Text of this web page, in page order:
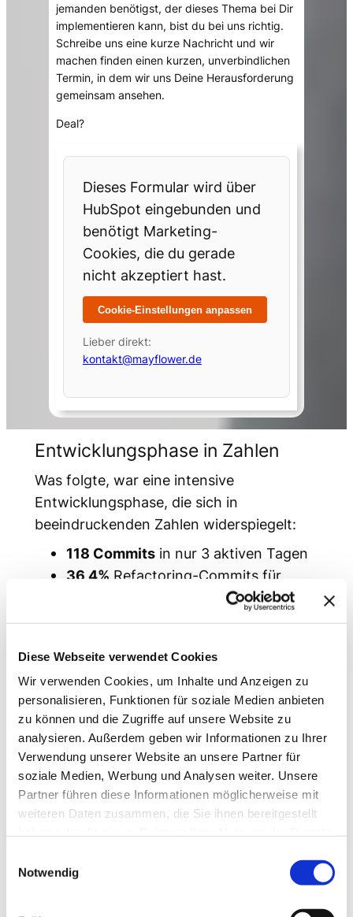
Diese Webseite verwendet Cookies
Wir verwenden Cookies, um Inhalte und Anzeigen zu
personalisieren, Funktionen für soziale Medien anbieten
zu können und die Zugriffe auf unsere Website zu
analysieren. Außerdem geben wir Informationen zu Ihrer
Verwendung unserer Website an unsere Partner für
soziale Medien, Werbung und Analysen weiter. Unsere
Partner führen diese Informationen möglicherweise mit
weiteren Daten zusammen, die Sie ihnen bereitgestellt
Notwendig
jemanden benötigst, der dieses Thema bei Dir
implementieren kann, bist du bei uns richtig.
Schreibe uns eine kurze Nachricht und wir
machen finden einen kurzen, unverbindlichen
Termin, in dem wir uns Deine Herausforderung
gemeinsam ansehen.
Deal?
Dieses Formular wird über
HubSpot eingebunden und
benötigt Marketing-
Cookies, die du gerade
nicht akzeptiert hast.
Cookie-Einstellungen anpassen
Lieber direkt:
kontakt@mayflower.de
Entwicklungsphase in Zahlen
Was folgte, war eine intensive
Entwicklungsphase, die sich in
beeindruckenden Zahlen widerspiegelt:
118 Commitsin nur 3 aktiven Tagen
36,4% Refactoring-Commits für
28,0%Dokumentations-Commits für
0,8%Bugfix-Rate bei hoher initialer
Qualität
100%Conventional Commit
Compliance
Tagesweise Aufschlüsselung:
Roo Code‑Ergebnis: Ein
funktionierendes agiles